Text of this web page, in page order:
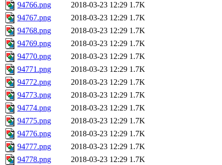
94766.png
2018-03-23 12:29 1.7K
94767.png
2018-03-23 12:29 1.7K
94768.png
2018-03-23 12:29 1.7K
94769.png
2018-03-23 12:29 1.7K
94770.png
2018-03-23 12:29 1.7K
94771.png
2018-03-23 12:29 1.7K
94772.png
2018-03-23 12:29 1.7K
94773.png
2018-03-23 12:29 1.7K
94774.png
2018-03-23 12:29 1.7K
94775.png
2018-03-23 12:29 1.7K
94776.png
2018-03-23 12:29 1.7K
94777.png
2018-03-23 12:29 1.7K
94778.png
2018-03-23 12:29 1.7K